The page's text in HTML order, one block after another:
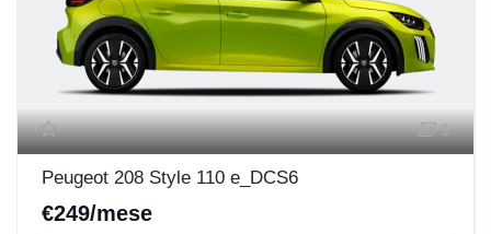
1
Peugeot 208 Style 110 e_DCS6
€249/mese